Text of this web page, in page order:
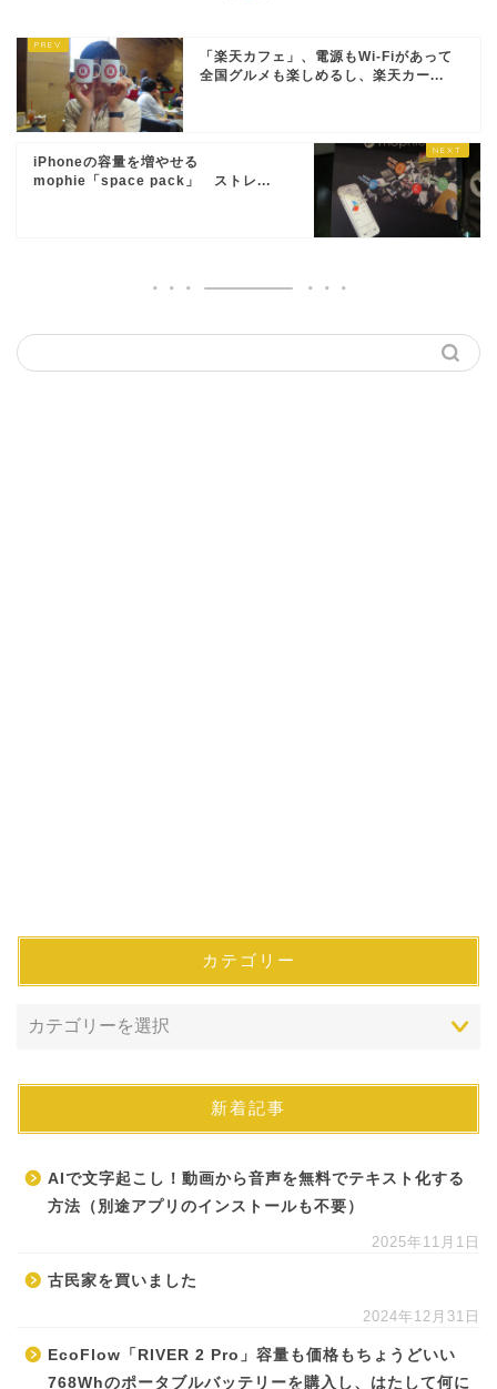
「楽天カフェ」、電源もWi-Fiがあって
全国グルメも楽しめるし、楽天カー...
iPhoneの容量を増やせる
mophie「space pack」 ストレ...
カテゴリー
新着記事
AIで文字起こし！動画から音声を無料でテキスト化する
方法（別途アプリのインストールも不要）
2025年11月1日
古民家を買いました
2024年12月31日
EcoFlow「RIVER 2 Pro」容量も価格もちょうどいい
768Whのポータブルバッテリーを購入し、はたして何に